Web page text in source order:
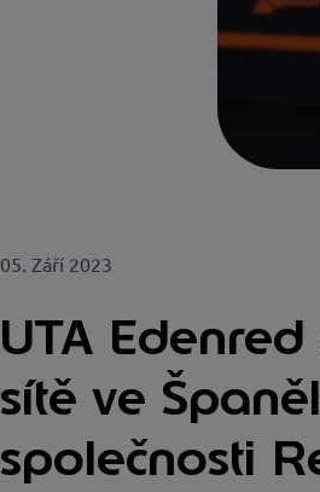
05. Září 2023
UTA
sítě ve
společnosti